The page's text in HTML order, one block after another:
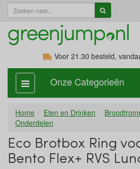
Voor 21.30 besteld,
categorie
aan,
Onze Categorieën
Home Eten en Drinken
Onderdelen
Eco Brotbox Ring
Bento Flex+ RVS